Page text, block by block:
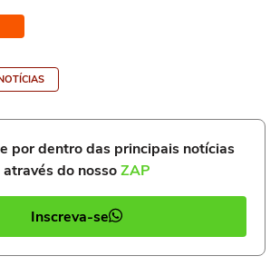
por dentro das principais notícias
através do nossoZAP
Inscreva-se